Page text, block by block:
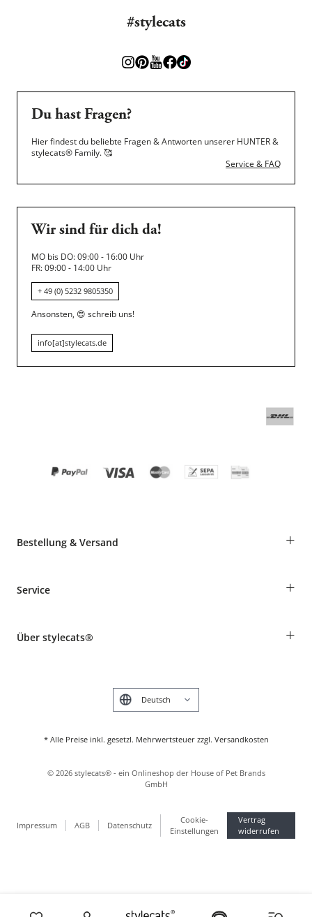
#stylecats
Du hast Fragen?
Hier findest du beliebte Fragen & Antworten unserer HUNTER &
stylecats® Family.🥰
Service & FAQ
Wir sind für dich da!
MO bis DO: 09:00 - 16:00 Uhr
FR: 09:00 - 14:00 Uhr
+ 49 (0) 5232 9805350
Ansonsten, 😍 schreib uns!
info[at]stylecats.de
Bestellung & Versand +
Informationen zur Lieferung
Produkte reklamieren und zurücksenden
Service +
Tierkrankenversicherung
Über stylecats® +
* Alle Preise inkl. gesetzl. Mehrwertsteuer zzgl. Versandkosten
English
Impressum AGB Datenschutz
Cookie-
Einstellungen
Vertrag
widerrufen
© 2026 stylecats® - ein Onlineshop der House of Pet Brands
GmbH